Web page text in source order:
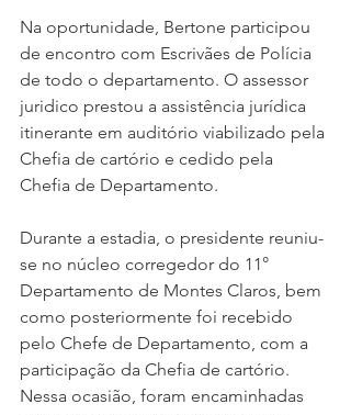
Na oportunidade, Bertone participou
de encontro com Escrivães de Polícia
de todo o departamento. O assessor
juridico prestou a assistência jurídica
itinerante em auditório viabilizado pela
Chefia de cartório e cedido pela
Chefia de Departamento.
Durante a estadia, o presidente reuniu-
se no núcleo corregedor do 11°
Departamento de Montes Claros, bem
como posteriormente foi recebido
pelo Chefe de Departamento, com a
participação da Chefia de cartório.
Nessa ocasião, foram encaminhadas